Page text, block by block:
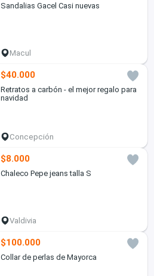
Sandalias Gacel Casi nuevas
Macul
$40.000
Retratos a carbón - el mejor regalo para
navidad
Concepción
$8.000
Chaleco Pepe jeans talla S
Valdivia
$100.000
Collar de perlas de Mayorca